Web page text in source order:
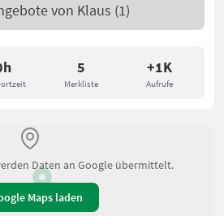
5
Merkliste
+1K
Aufrufe
von Klaus (1)
Daten an Google übermittelt.
Maps laden